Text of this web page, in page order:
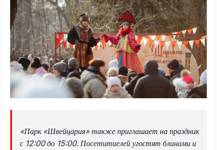
«Парк «Швейцария» также приглашает на праздник
с 12:00 до 15:00. Посетитиелей угостят блинами и